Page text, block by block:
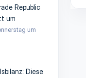
Republic
um
um
Diese